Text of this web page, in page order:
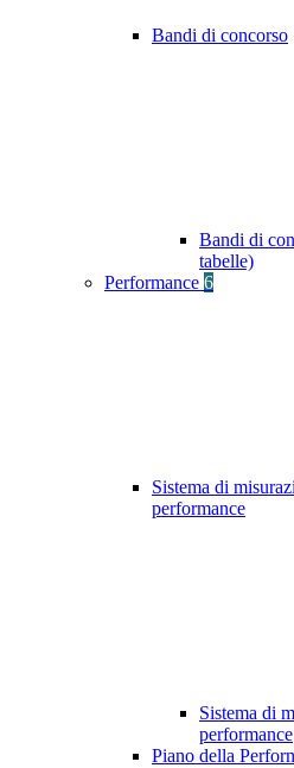
Bandi di concorso
Bandi di
tabelle)
Performance 6
Sistema di
performance
Sistema di
performance
Piano della